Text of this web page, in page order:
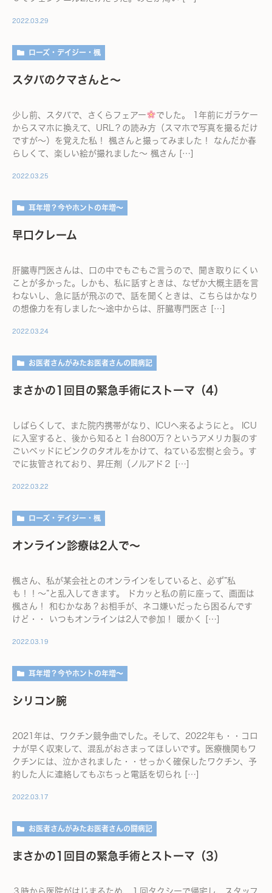
2022.03.29
ローズ・デイジー・楓
スタバのクマさんと～
少し前、スタバで、さくらフェアー
でした。 1年前にガラケー
からスマホに換えて、URL？の読み方（スマホで写真を撮るだけ
ですが～）を覚えた私！ 楓さんと撮ってみました！ なんだか春
らしくて、楽しい絵が撮れました～ 楓さん […]
2022.03.25
耳年増？今やホントの年増～
早口クレーム
肝臓専門医さんは、口の中でもごもご言うので、聞き取りにくい
ことが多かった。しかも、私に話すときは、なぜか大概主語を言
わないし、急に話が飛ぶので、話を聞くときは、こちらはかなり
の想像力を有しました～途中からは、肝臓専門医さ […]
2022.03.24
お医者さんがみたお医者さんの闘病記
まさかの1回目の緊急手術にストーマ（4）
しばらくして、また院内携帯がなり、ICUへ来るようにと。 ICU
に入室すると、後から知ると１台800万？というアメリカ製のす
ごいベッドにピンクのタオルをかけて、ねている宏樹と会う。す
でに抜管されており、昇圧剤（ノルアド２ […]
2022.03.22
ローズ・デイジー・楓
オンライン診療は2人で～
楓さん、私が某会社とのオンラインをしていると、必ず”私
も！！～”と乱入してきます。 ドカッと私の前に座って、画面は
楓さん！ 和むかなあ？お相手が、ネコ嫌いだったら困るんです
けど・・ いつもオンラインは2人で参加！ 暖かく […]
2022.03.19
耳年増？今やホントの年増～
シリコン腕
2021年は、ワクチン競争曲でした。そして、2022年も・・コロ
ナが早く収束して、混乱がおさまってほしいです。医療機関もワ
クチンには、泣かされました・・せっかく確保したワクチン、予
約した人に連絡してもぶちっと電話を切られ […]
2022.03.17
お医者さんがみたお医者さんの闘病記
まさかの1回目の緊急手術とストーマ（3）
３時から医院がはじまるため、１回タクシーで帰宅し、スタッフ